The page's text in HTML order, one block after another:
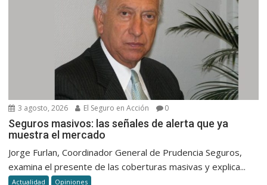
3 agosto, 2026 El Seguro en Acción 0
Seguros masivos: las señales de alerta que ya
muestra el mercado
Jorge Furlan, Coordinador General de Prudencia Seguros,
examina el presente de las coberturas masivas y explica...
Actualidad Opiniones